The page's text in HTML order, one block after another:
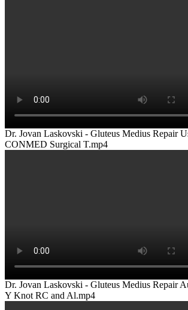
Dr. Jovan Laskovski - Gluteus Medius Repair
CONMED Surgical T.mp4
Dr. Jovan Laskovski - Gluteus Medius Repair
Y Knot RC and Al.mp4